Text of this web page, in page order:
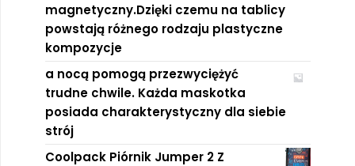
magnetyczny.Dzięki czemu na tablicy
powstają różnego rodzaju plastyczne
kompozycje
a nocą pomogą przezwyciężyć
trudne chwile. Każda maskotka
posiada charakterystyczny dla siebie
strój
Coolpack Piórnik Jumper 2 Z